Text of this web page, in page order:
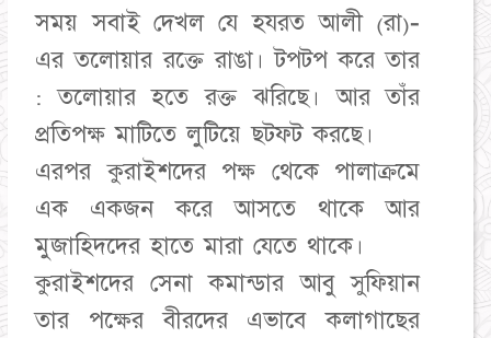
সময় সবাই দেখল যে হযরত আলী (রা)-
এর তলোয়ার রক্তে রাঙা। টপটপ করে তার
: তলোয়ার হতে রক্ত ঝরিছে। আর তাঁর
প্রতিপক্ষ মাটিতে লুটিয়ে ছটফট করছে।
এরপর কুরাইশদের পক্ষ থেকে পালাক্রমে
এক একজন করে আসতে থাকে আর
মুজাহিদদের হাতে মারা যেতে থাকে।
কুরাইশদের সেনা কমান্ডার আবু সুফিয়ান
তার পক্ষের বীরদের এভাবে কলাগাছের